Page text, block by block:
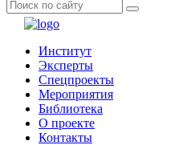
Институт
Эксперты
Спецпроекты
Мероприятия
Библиотека
О проекте
Контакты